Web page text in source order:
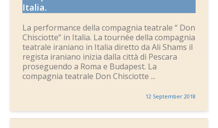
Italia.
La performance della compagnia teatrale “ Don
Chisciotte” in Italia. La tournée della compagnia
teatrale iraniano in Italia diretto da Ali Shams il
regista iraniano inizia dalla città di Pescara
proseguendo a Roma e Budapest. La
compagnia teatrale Don Chisciotte ...
12 September 2018